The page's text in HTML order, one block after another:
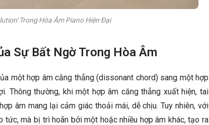
Trong Hòa Âm Piano Hiện Đại
Sự Bất Ngờ Trong Hòa Âm
một hợp âm căng thẳng (dissonant chord) sang một hợp
Thông thường, khi một hợp âm căng thẳng xuất hiện, tai
âm mang lại cảm giác thoải mái, dễ chịu. Tuy nhiên, với
mà bị trì hoãn bởi một hoặc nhiều hợp âm khác, tạo ra